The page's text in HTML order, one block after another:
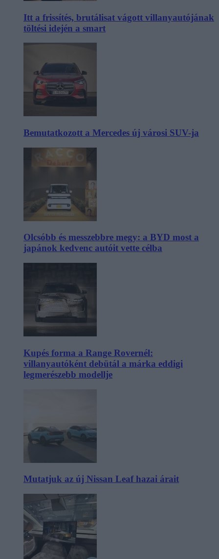
Itt a frissítés, brutálisat vágott villanyautójának
töltési idején a smart
Bemutatkozott a Mercedes új városi SUV-ja
Olcsóbb és messzebbre megy: a BYD most a
japánok kedvenc autóit vette célba
Kupés forma a Range Rovernél:
villanyautóként debütál a márka eddigi
legmerészebb modellje
Mutatjuk az új Nissan Leaf hazai árait